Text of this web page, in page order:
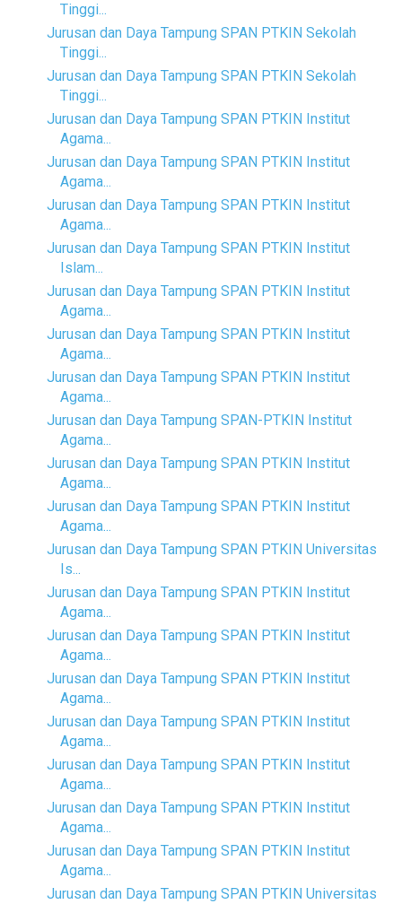
Tinggi...
Jurusan dan Daya Tampung SPAN PTKIN Sekolah
Tinggi...
Jurusan dan Daya Tampung SPAN PTKIN Sekolah
Tinggi...
Jurusan dan Daya Tampung SPAN PTKIN Institut
Agama...
Jurusan dan Daya Tampung SPAN PTKIN Institut
Agama...
Jurusan dan Daya Tampung SPAN PTKIN Institut
Agama...
Jurusan dan Daya Tampung SPAN PTKIN Institut
Islam...
Jurusan dan Daya Tampung SPAN PTKIN Institut
Agama...
Jurusan dan Daya Tampung SPAN PTKIN Institut
Agama...
Jurusan dan Daya Tampung SPAN PTKIN Institut
Agama...
Jurusan dan Daya Tampung SPAN-PTKIN Institut
Agama...
Jurusan dan Daya Tampung SPAN PTKIN Institut
Agama...
Jurusan dan Daya Tampung SPAN PTKIN Institut
Agama...
Jurusan dan Daya Tampung SPAN PTKIN Universitas
Is...
Jurusan dan Daya Tampung SPAN PTKIN Institut
Agama...
Jurusan dan Daya Tampung SPAN PTKIN Institut
Agama...
Jurusan dan Daya Tampung SPAN PTKIN Institut
Agama...
Jurusan dan Daya Tampung SPAN PTKIN Institut
Agama...
Jurusan dan Daya Tampung SPAN PTKIN Institut
Agama...
Jurusan dan Daya Tampung SPAN PTKIN Institut
Agama...
Jurusan dan Daya Tampung SPAN PTKIN Institut
Agama...
Jurusan dan Daya Tampung SPAN PTKIN Universitas